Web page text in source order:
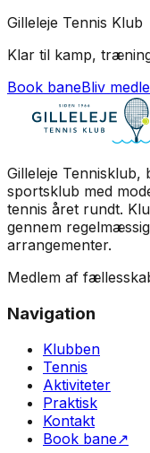
Gilleleje Tennis Klub
Klar til kamp,
Book baneBliv
Gilleleje Tennisklub,
sportsklub med
tennis året rundt.
gennem
arrangementer.
Medlem af
Navigation
Klubben
Tennis
Aktiviteter
Praktisk
Kontakt
Book bane↗